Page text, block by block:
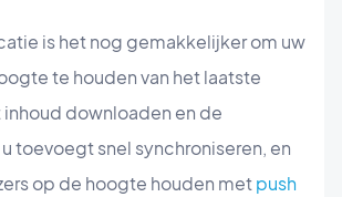
is het nog gemakkelijker om uw
te houden van het laatste
inhoud downloaden en de
toevoegt snel synchroniseren, en
op de hoogte houden metpush